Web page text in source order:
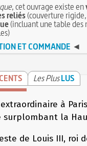
, cet ouvrage existe en
reliés(couverture
(incluant une table des
ET COMMANDE ◄
Les PlusLUS
à Paris
surplombant la
de Louis III, roi